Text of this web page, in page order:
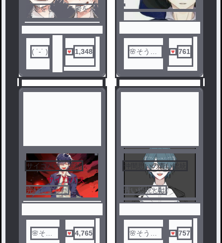
無理をしすぎる鬱を介
護
( ˙-˙ ) 1,348
3
🌸そうら
761
4
サイコパス 完結
完結しました
🌸そう
4,765
仲間思いの青い総統
青い総統とは
🌸そうら
757